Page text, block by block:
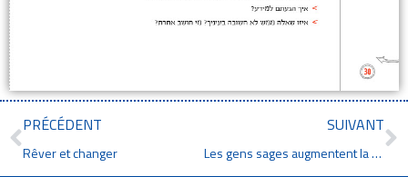
PRÉCÉDENT
Rêver et changer
SUIVANT
Les gens sages augmentent la paix dans le monde.